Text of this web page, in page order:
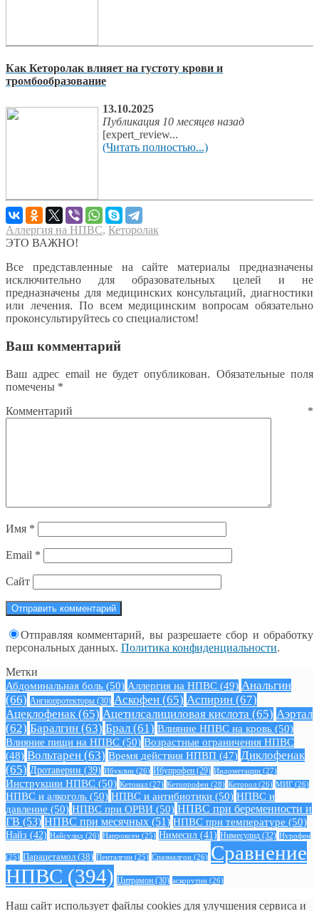
Как Кеторолак влияет на густоту крови и
тромбообразование
13.10.2025
Публикация 10 месяцев назад
[expert_review...
(Читать полностью...)
Аллергия на НПВС, Кеторолак
ЭТО ВАЖНО!
Все представленные на сайте материалы предназначены
исключительно для образовательных целей и не
предназначены для медицинских консультаций, диагностики
или лечения. По всем медицинским вопросам обязательно
проконсультируйтесь со специалистом!
Ваш комментарий
Ваш адрес email не будет опубликован. Обязательные поля
помечены *
Комментарий *
Имя *
Email *
Сайт
Отправляя комментарий, вы разрешаете сбор и обработку
персональных данных. Политика конфиденциальности.
Метки
Абдоминальная боль (50) Аллергия на НПВС (49) Анальгин
(66) Ангиопротекторы (30) Аскофен (65) Аспирин (67)
Ацеклофенак (65) Ацетилсалициловая кислота (65) Аэртал
(62) Баралгин (63) Брал (61) Влияние НПВС на кровь (50)
Влияние пищи на НПВС (50) Возрастные ограничения НПВС
(48) Вольтарен (63) Время действия НПВП (47) Диклофенак
(65) Дротаверин (39) Ибуклин (26) Ибупрофен (29) Индометацин (27)
Инструкции НПВС (50) Кетонал (27) Кетопрофен (28) Кеторол (26) МИГ (26)
НПВС и алкоголь (50) НПВС и антибиотики (50) НПВС и
давление (50) НПВС при ОРВИ (50) НПВС при беременности и
ГВ (53) НПВС при месячных (51) НПВС при температуре (50)
Найз (42) Найсулид (26) Напроксен (25) Нимесил (41) Нимесулид (32) Нурофен
(25) Парацетамол (38) Пенталгин (25) Спазмалгон (26) Сравнение
НПВС (394) Цитрамон (30) аскорутин (26)
Наш сайт использует файлы cookies для улучшения сервиса и